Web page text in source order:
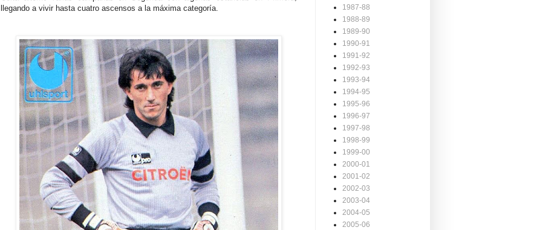
llegando a vivir hasta cuatro ascensos a la máxima categoría.
1987-88
1988-89
1989-90
1990-91
1991-92
1992-93
1993-94
1994-95
1995-96
1996-97
1997-98
1998-99
1999-00
2000-01
2001-02
2002-03
2003-04
2004-05
2005-06